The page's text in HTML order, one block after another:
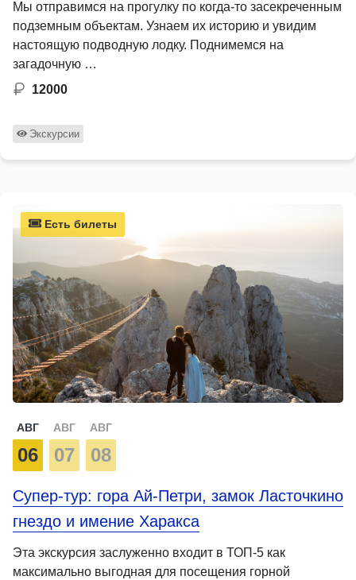
Мы отправимся на прогулку по когда-то засекреченным
подземным объектам. Узнаем их историю и увидим
настоящую подводную лодку. Поднимемся на
загадочную …
12000
Экскурсии
Есть билеты
АВГ
06
АВГ
07
АВГ
08
Супер-тур: гора Ай-Петри, замок Ласточкино
гнездо и имение Харакса
Эта экскурсия заслуженно входит в ТОП-5 как
максимально выгодная для посещения горной